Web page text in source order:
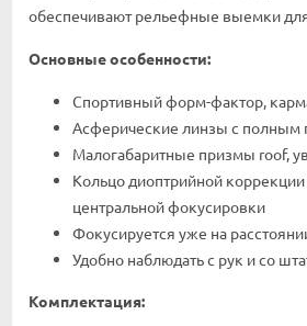
обеспечивают рельефные выемки
Основные особенности:
Спортивный форм-фактор,
Асферические линзы с полным
Малогабаритные призмы roof,
Кольцо диоптрийной коррекции
центральной фокусировки
Фокусируется уже на
Удобно наблюдать с рук и со
Комплектация: